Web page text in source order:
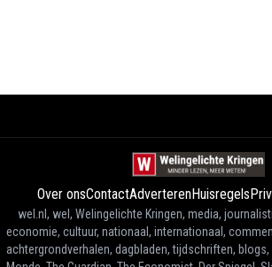
Over onsContactAdverterenHuisregels
wel.nl, wel, Welingelichte Kringen, media,
economie, cultuur, nationaal, internationaal,
achtergrondverhalen, dagbladen, tijdschriften, blogs,